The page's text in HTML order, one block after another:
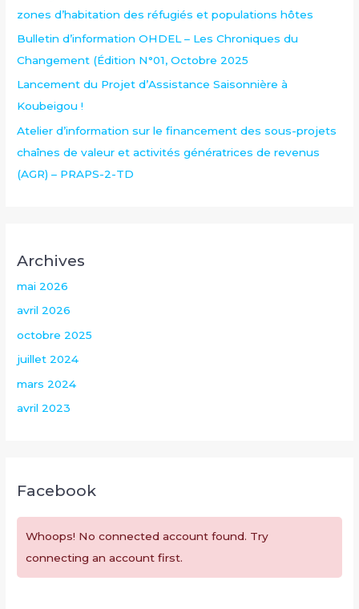
zones d’habitation des réfugiés et populations hôtes
Bulletin d’information OHDEL – Les Chroniques du
Changement (Édition N°01, Octobre 2025
Lancement du Projet d’Assistance Saisonnière à
Koubeigou !
Atelier d’information sur le financement des sous-projets
chaînes de valeur et activités génératrices de revenus
(AGR) – PRAPS-2-TD
Archives
mai 2026
avril 2026
octobre 2025
juillet 2024
mars 2024
avril 2023
Facebook
Whoops! No connected account found. Try
connecting an account first.